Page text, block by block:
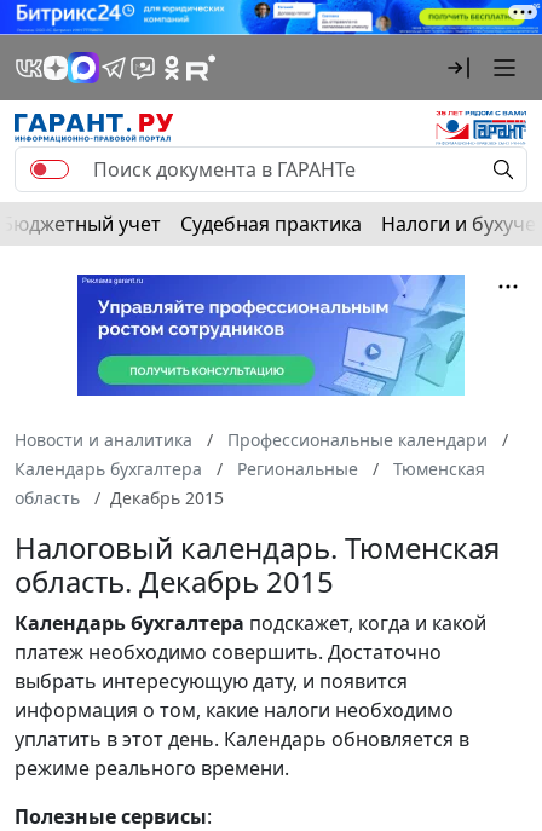
Бюджетный учет Судебная практика Налоги и
Новости и аналитика
Профессиональные календари
Календарь бухгалтера
Региональные
Тюменская
область
Декабрь 2015
Налоговый календарь. Тюменская
область. Декабрь 2015
Календарьбухгалтера подскажет, когда и какой
платеж необходимо совершить. Достаточно
выбрать интересующую дату, и появится
информация о том, какие налоги необходимо
уплатить в этот день. Календарь обновляется в
режиме реального времени.
Полезные сервисы: